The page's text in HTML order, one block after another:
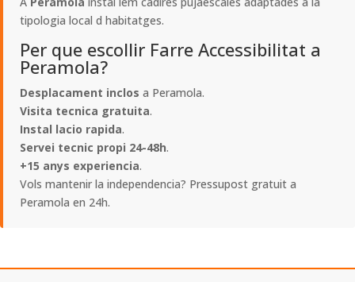
tipologia local d habitatges.
Per que escollir Farre Accessibilitat a
Peramola?
Desplacament inclos a Peramola.
Visita tecnica gratuita.
Instal lacio rapida.
Servei tecnic propi 24-48h.
+15 anys experiencia.
Vols mantenir la independencia? Pressupost gratuit a
Peramola en 24h.